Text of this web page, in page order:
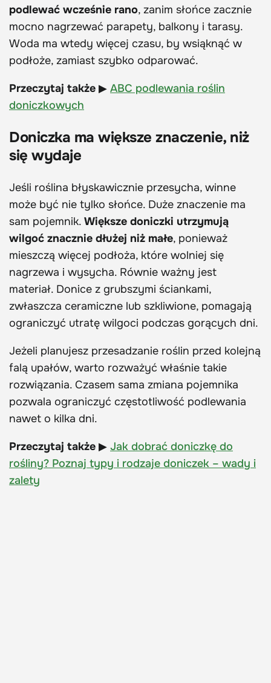
podlewać wcześnie rano, zanim słońce zacznie
mocno nagrzewać parapety, balkony i tarasy.
Woda ma wtedy więcej czasu, by wsiąknąć w
podłoże, zamiast szybko odparować.
Przeczytaj także ▶ ABC podlewania roślin
doniczkowych
Doniczka ma większe znaczenie, niż
się wydaje
Jeśli roślina błyskawicznie przesycha, winne
może być nie tylko słońce. Duże znaczenie ma
sam pojemnik. Większe doniczki utrzymują
wilgoć znacznie dłużej niż małe, ponieważ
mieszczą więcej podłoża, które wolniej się
nagrzewa i wysycha. Równie ważny jest
materiał. Donice z grubszymi ściankami,
zwłaszcza ceramiczne lub szkliwione, pomagają
ograniczyć utratę wilgoci podczas gorących dni.
Jeżeli planujesz przesadzanie roślin przed kolejną
falą upałów, warto rozważyć właśnie takie
rozwiązania. Czasem sama zmiana pojemnika
pozwala ograniczyć częstotliwość podlewania
nawet o kilka dni.
Przeczytaj także ▶ Jak dobrać doniczkę do
rośliny? Poznaj typy i rodzaje doniczek – wady i
zalety